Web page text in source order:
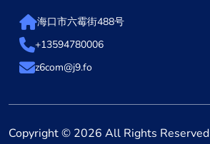
海口市六霉街488号
+13594780006
z6com@j9.fo
Copyright © 2026 All Rights Reserved